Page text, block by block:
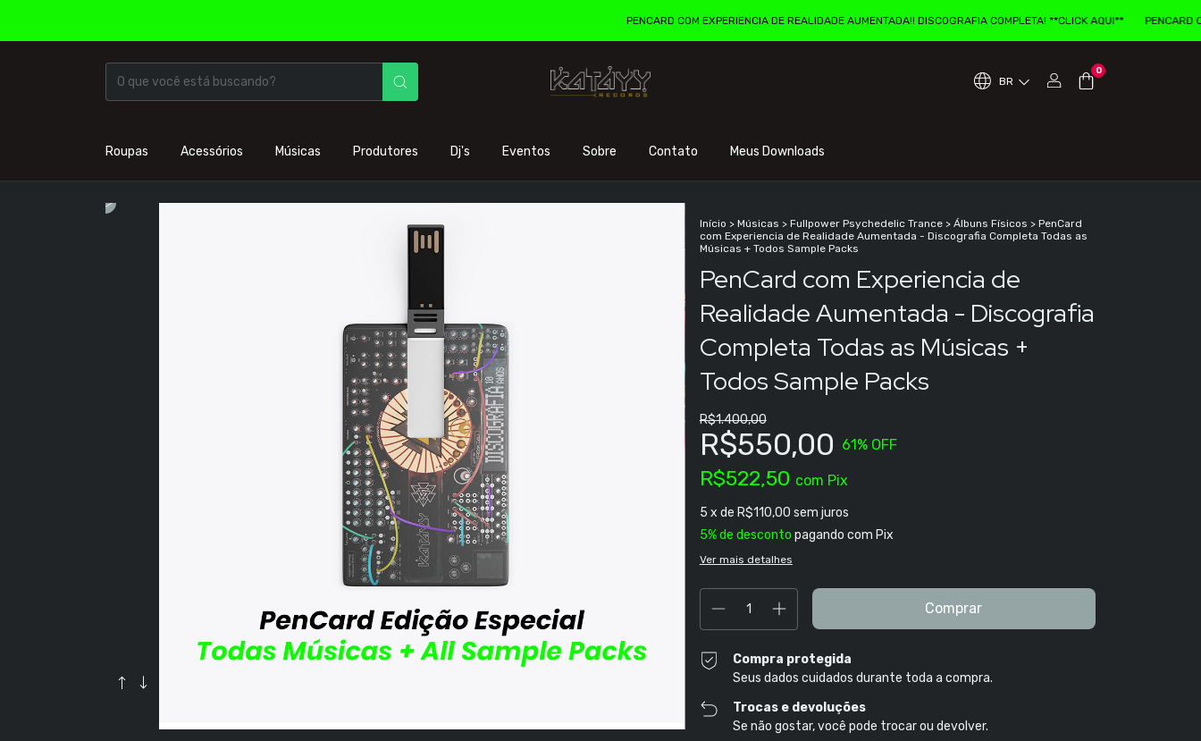
PENCARD COM EXPERIENCIA DE REALIDADE AUMENTADA!! DISCOGRAFIA COMPLETA! **CLICK AQUI** PENCARD COM
BR
0
Roupas Acessórios Músicas Produtores Dj's Eventos Sobre Contato Meus Downloads
Início > Músicas > Fullpower Psychedelic Trance > Álbuns Físicos > PenCard
com Experiencia de Realidade Aumentada - Discografia Completa Todas as
Músicas + Todos Sample Packs
PenCard com Experiencia de
Realidade Aumentada - Discografia
Completa Todas as Músicas +
Todos Sample Packs
R$1.400,00
R$550,00 61% OFF
R$522,50 com Pix
5 x de R$110,00 sem juros
5% de desconto pagando com Pix
Ver mais detalhes
Compra protegida
Seus dados cuidados durante toda a compra.
Trocas e devoluções
Se não gostar, você pode trocar ou devolver.